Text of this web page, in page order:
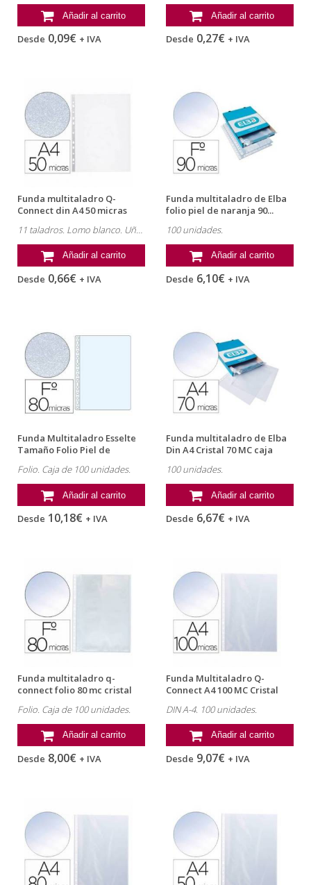
Añadir al carrito
Desde 0,09€ + IVA
Añadir al carrito
Desde 0,27€ + IVA
Funda multitaladro Q-
Connect din A4 50 micras
11 taladros. Lomo blanco. Uñero.
Añadir al carrito
Desde 0,66€ + IVA
Funda multitaladro de Elba
folio piel de naranja 90...
100 unidades.
Añadir al carrito
Desde 6,10€ + IVA
Funda Multitaladro Esselte
Tamaño Folio Piel de
Folio. Caja de 100 unidades.
Añadir al carrito
Desde 10,18€ + IVA
Funda multitaladro de Elba
Din A4 Cristal 70 MC caja
100 unidades.
Añadir al carrito
Desde 6,67€ + IVA
Funda multitaladro q-
connect folio 80 mc cristal
Folio. Caja de 100 unidades.
Añadir al carrito
Desde 8,00€ + IVA
Funda Multitaladro Q-
Connect A4 100 MC Cristal
DIN A-4. 100 unidades.
Añadir al carrito
Desde 9,07€ + IVA